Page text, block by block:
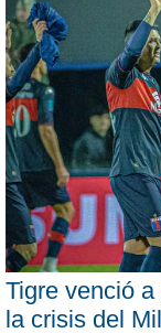
Tigre venció
la crisis del